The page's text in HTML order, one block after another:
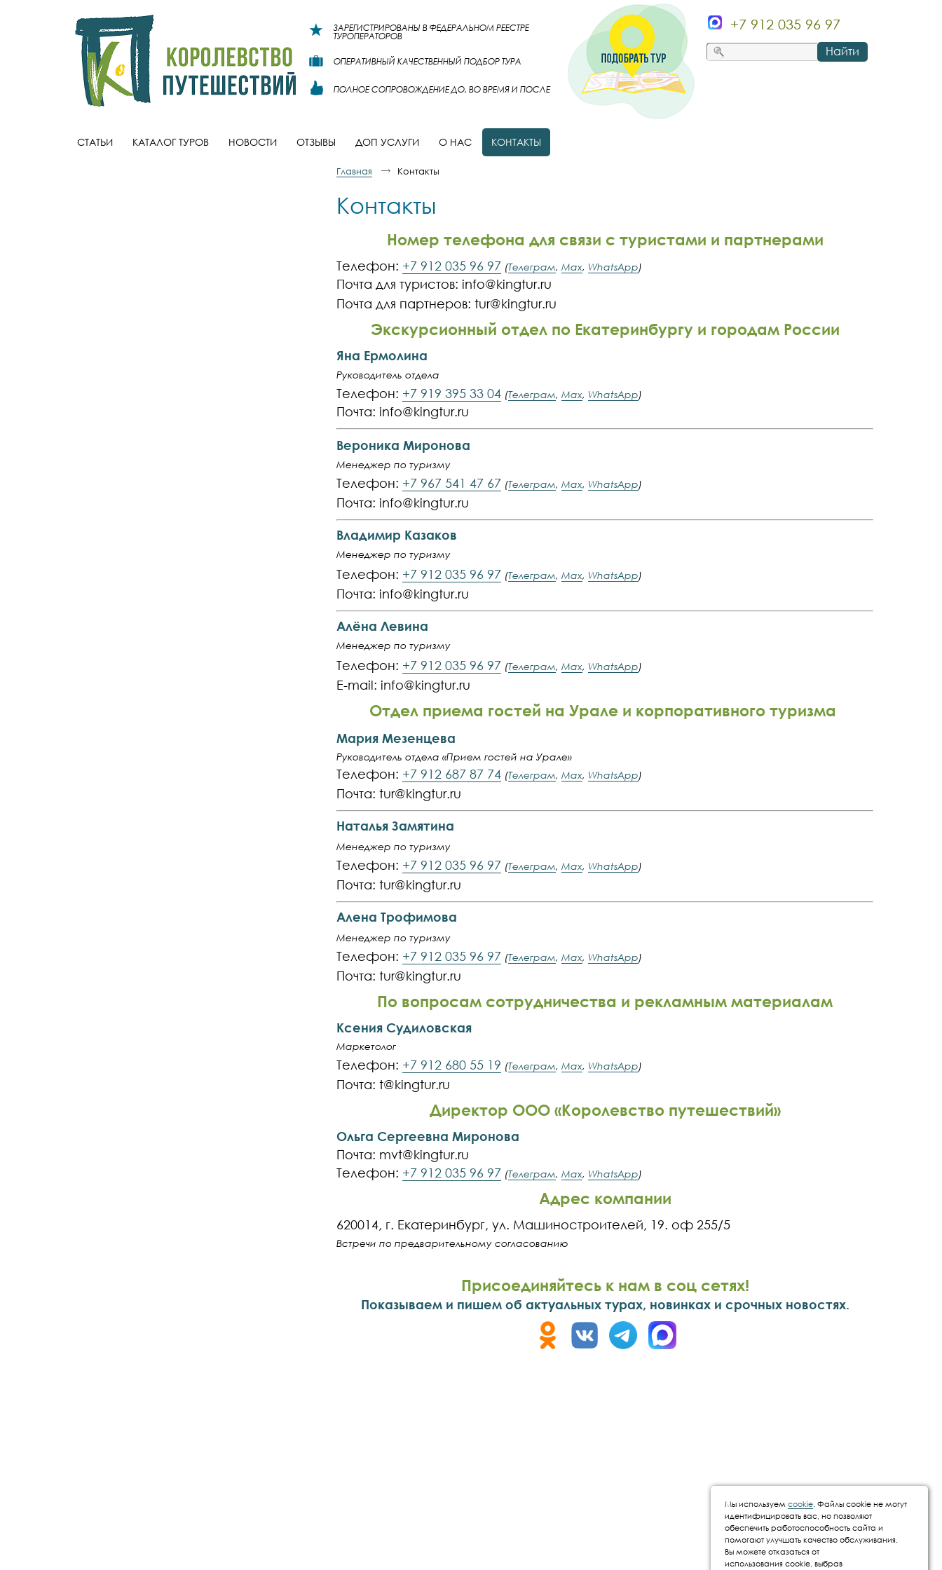
Найти
+7 912 035 96 97
ЗАРЕГИСТРИРОВАНЫ В ФЕДЕРАЛЬНОМ РЕЕСТРЕ
ТУРОПЕРАТОРОВ
ОПЕРАТИВНЫЙ КАЧЕСТВЕННЫЙ ПОДБОР ТУРА
ПОЛНОЕ СОПРОВОЖДЕНИЕ ДО, ВО ВРЕМЯ И ПОСЛЕ
СТАТЬИ КАТАЛОГ ТУРОВ НОВОСТИ ОТЗЫВЫ ДОП УСЛУГИ О НАС КОНТАКТЫ
Главная Контакты
Контакты
Номер телефона для связи с туристами и партнерами
Телефон: +7 912 035 96 97 (Телеграм,Max, WhatsApp)
Почта для туристов: info@kingtur.ru
Почта для партнеров: tur@kingtur.ru
Экскурсионный отдел по Екатеринбургу и городам России
Яна Ермолина
Руководитель отдела
Телефон: +7 919 395 33 04 (Телеграм,Max, WhatsApp)
Почта: info@kingtur.ru
Вероника Миронова
Менеджер по туризму
Телефон: +7 967 541 47 67 (Телеграм,Max, WhatsApp)
Почта: info@kingtur.ru
Владимир Казаков
Менеджер по туризму
Телефон: +7 912 035 96 97 (Телеграм,Max, WhatsApp)
Почта: info@kingtur.ru
Алёна Левина
Менеджер по туризму
Телефон: +7 912 035 96 97 (Телеграм,Max, WhatsApp)
E-mail: info@kingtur.ru
Отдел приема гостей на Урале и корпоративного туризма
Мария Мезенцева
Руководитель отдела «Прием гостей на Урале»
Телефон: +7 912 687 87 74 (Телеграм,Max, WhatsApp)
Почта: tur@kingtur.ru
Наталья Замятина
Менеджер по туризму
Телефон: +7 912 035 96 97 (Телеграм,Max, WhatsApp)
Почта: tur@kingtur.ru
Алена Трофимова
Менеджер по туризму
Телефон: +7 912 035 96 97 (Телеграм,Max, WhatsApp)
Почта: tur@kingtur.ru
По вопросам сотрудничества и рекламным материалам
Ксения Судиловская
Маркетолог
Телефон: +7 912 680 55 19 (Телеграм,Max, WhatsApp)
Почта: t@kingtur.ru
Директор ООО «Королевство путешествий»
Ольга Сергеевна Миронова
Почта: mvt@kingtur.ru
Телефон: +7 912 035 96 97 (Телеграм,Max, WhatsApp)
Адрес компании
620014, г. Екатеринбург, ул. Машиностроителей, 19. оф 255/5
Встречи по предварительному согласованию
Присоединяйтесь к нам в соц сетях!
Показываем и пишем об актуальных турах, новинках и срочных новостях.
Мы используем cookie . Файлы cookie не могут
идентифицировать вас, но позволяют
обеспечить работоспособность сайта и
помогают улучшать качество обслуживания.
Вы можете отказаться от
использования cookie, выбрав